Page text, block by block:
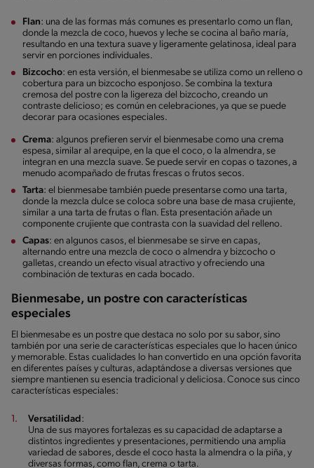
Flan: una de las formas más comunes es presentarlo como un flan,
donde la mezcla de coco, huevos y leche se cocina al baño maría,
resultando en una textura suave y ligeramente gelatinosa, ideal para
servir en porciones individuales.
Bizcocho: en esta versión, el bienmesabe se utiliza como un relleno o
cobertura para un bizcocho esponjoso. Se combina la textura
cremosa del postre con la ligereza del bizcocho, creando un
contraste delicioso; es común en celebraciones, ya que se puede
decorar para ocasiones especiales.
Crema: algunos prefieren servir el bienmesabe como una crema
espesa, similar al arequipe, en la que el coco, o la almendra, se
integran en una mezcla suave. Se puede servir en copas o tazones, a
menudo acompañado de frutas frescas o frutos secos.
Tarta: el bienmesabe también puede presentarse como una tarta,
donde la mezcla dulce se coloca sobre una base de masa crujiente,
similar a una tarta de frutas o flan. Esta presentación añade un
componente crujiente que contrasta con la suavidad del relleno.
Capas: en algunos casos, el bienmesabe se sirve en capas,
alternando entre una mezcla de coco o almendra y bizcocho o
galletas, creando un efecto visual atractivo y ofreciendo una
combinación de texturas en cada bocado.
Bienmesabe, un postre con características
especiales
El bienmesabe es un postre que destaca no solo por su sabor, sino
también por una serie de características especiales que lo hacen único
y memorable. Estas cualidades lo han convertido en una opción favorita
en diferentes países y culturas, adaptándose a diversas versiones que
siempre mantienen su esencia tradicional y deliciosa. Conoce sus cinco
características especiales:
Versatilidad :
Una de sus mayores fortalezas es su capacidad de adaptarse a
distintos ingredientes y presentaciones, permitiendo una amplia
variedad de sabores, desde el coco hasta la almendra o la piña, y
diversas formas, como flan, crema o tarta.